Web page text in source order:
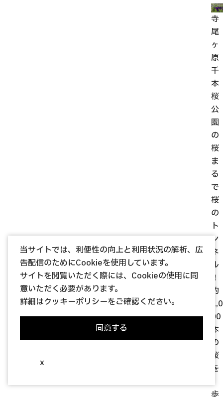
寺
尾
ヶ
原
千
本
桜
公
園
の
桜
ま
る
で
桜
の
ト
ン
ネ
ル
！
約
1,0
00
本
の
桜
を
歩
当サイトでは、利便性の向上と利用状況の解析、広
告配信のためにCookieを使用しています。
サイトを閲覧いただく際には、Cookieの使用に同
意いただく必要があります。
詳細はクッキーポリシーをご確認ください。
同意する
x